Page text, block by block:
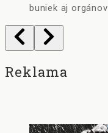
buniek aj orgánov
Reklama